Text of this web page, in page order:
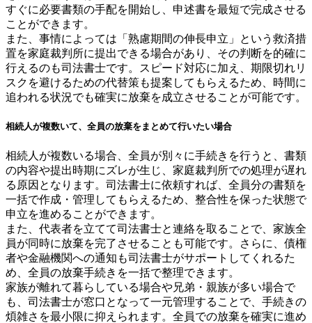
すぐに必要書類の手配を開始し、申述書を最短で完成させる
ことができます。
また、事情によっては「熟慮期間の伸長申立」という救済措
置を家庭裁判所に提出できる場合があり、その判断を的確に
行えるのも司法書士です。スピード対応に加え、期限切れリ
スクを避けるための代替策も提案してもらえるため、時間に
追われる状況でも確実に放棄を成立させることが可能です。
相続人が複数いて、全員の放棄をまとめて行いたい場合
相続人が複数いる場合、全員が別々に手続きを行うと、書類
の内容や提出時期にズレが生じ、家庭裁判所での処理が遅れ
る原因となります。司法書士に依頼すれば、全員分の書類を
一括で作成・管理してもらえるため、整合性を保った状態で
申立を進めることができます。
また、代表者を立てて司法書士と連絡を取ることで、家族全
員が同時に放棄を完了させることも可能です。さらに、債権
者や金融機関への通知も司法書士がサポートしてくれるた
め、全員の放棄手続きを一括で整理できます。
家族が離れて暮らしている場合や兄弟・親族が多い場合で
も、司法書士が窓口となって一元管理することで、手続きの
煩雑さを最小限に抑えられます。全員での放棄を確実に進め